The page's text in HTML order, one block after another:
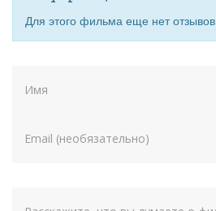
Для этого фильма еще нет отзывов